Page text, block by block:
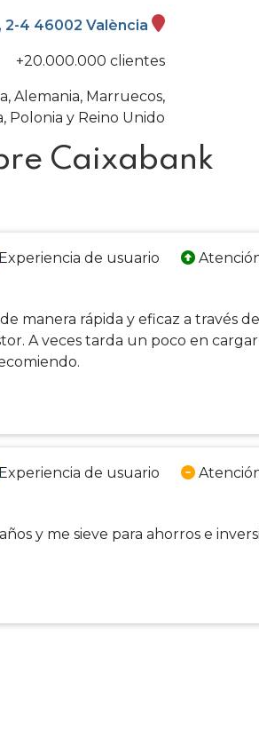
2-4 46002 València
+20.000.000 clientes
Alemania, Marruecos,
Polonia y Reino Unido
Caixabank
Experiencia de usuario
manera rápida y eficaz a través
A veces tarda un poco en
Experiencia de usuario
y me sieve para ahorros e